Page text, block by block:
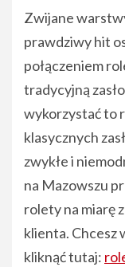
Zwijane
prawdziwy hit
połączeniem
tradycyjną
wykorzystać to
klasycznych
zwykłe i
na Mazowszu
rolety na miarę
klienta. Chcesz
kliknąć tutaj: